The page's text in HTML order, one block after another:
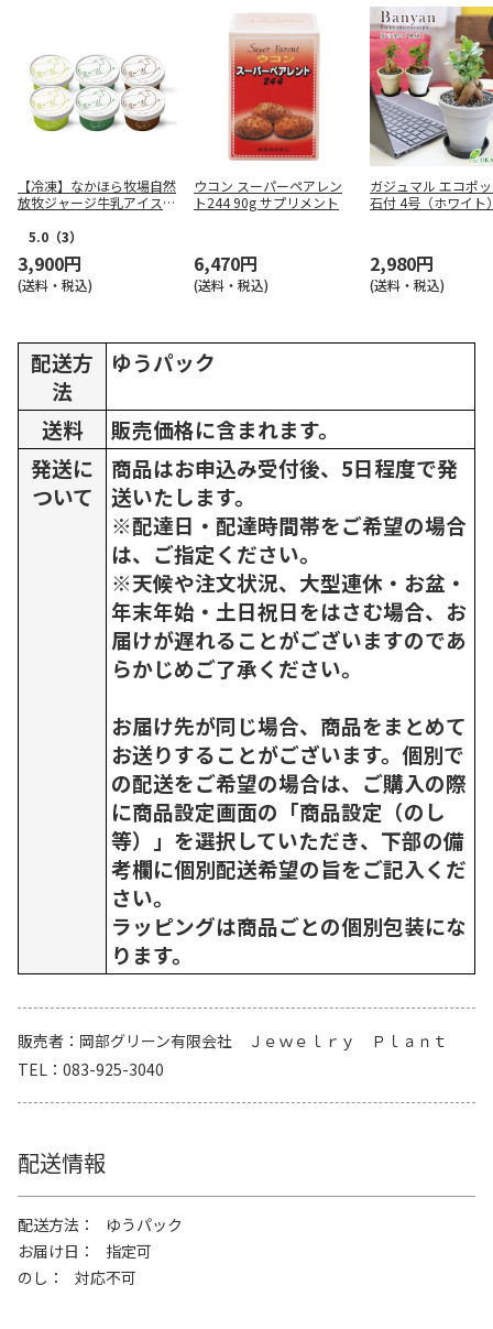
【冷凍】なかほら牧場自然
放牧ジャージ牛乳アイス6
5.0 （3）
3,900円
(送料・税込)
ウコン スーパーペアレン
ト244 90g サプリメント
6,470円
(送料・税込)
ガジュマル エコポ
石付 4号（ホワイト
2,980円
(送料・税込)
配送方
法
ゆうパック
送料
販売価格に含まれます。
発送に
ついて
商品はお申込み受付後、5日程度で発
送いたします。
※配達日・配達時間帯をご希望の場合
は、ご指定ください。
※天候や注文状況、大型連休・お盆・
年末年始・土日祝日をはさむ場合、お
届けが遅れることがございますのであ
らかじめご了承ください。
​お届け先が同じ場合、商品をまとめて
お送りすることがございます。個別で
の配送をご希望の場合は、ご購入の際
に商品設定画面の「商品設定（のし
等）」を選択していただき、下部の備
考欄に個別配送希望の旨をご記入くだ
さい。
ラッピングは商品ごとの個別包装にな
ります。
販売者
岡部グリーン有限会社 Ｊｅｗｅｌｒｙ Ｐｌａｎｔ
TEL
083-925-3040
配送情報
配送方法
ゆうパック
お届け日
指定可
のし
対応不可